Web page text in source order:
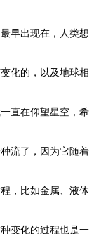
早出现在，人类想
化的，以及地球相
直在仰望星空，希
流了，因为它随着
，比如金属、液体
变化的过程也是一